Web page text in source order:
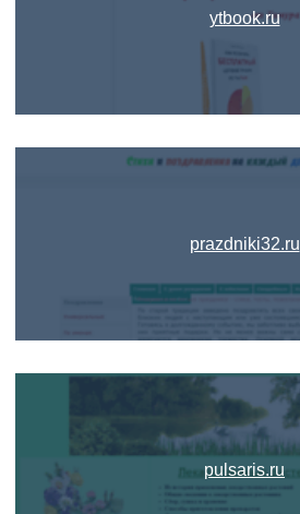
ytbook.ru
prazdniki32.ru
pulsaris.ru